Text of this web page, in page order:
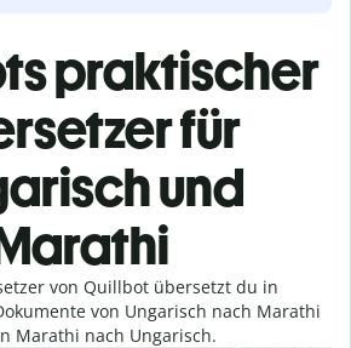
praktischer
für
und
von Quillbot übersetzt du in
von Ungarisch nach Marathi
Marathi nach Ungarisch.